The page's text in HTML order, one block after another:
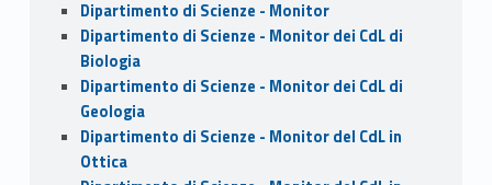
Dipartimento di Scienze - Monitor
Dipartimento di Scienze - Monitor dei CdL di
Biologia
Dipartimento di Scienze - Monitor dei CdL di
Geologia
Dipartimento di Scienze - Monitor del CdL in
Ottica